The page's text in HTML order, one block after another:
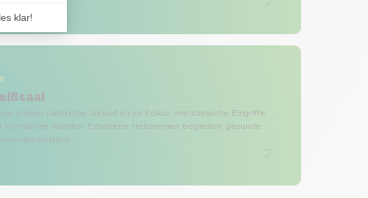
stehen natürliche Geburten im Fokus, medizinische Eingriffe
vermieden werden. Erfahrene Hebammen begleiten gesunde